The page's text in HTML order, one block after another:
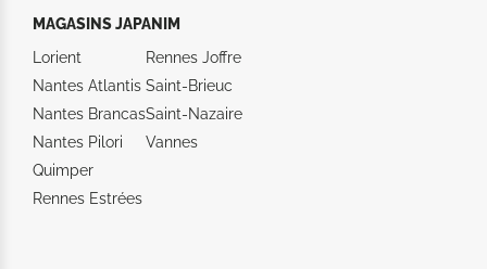
MAGASINS JAPANIM
Lorient
Nantes Atlantis
Nantes Brancas
Nantes Pilori
Quimper
Rennes Estrées
Rennes Joffre
Saint-Brieuc
Saint-Nazaire
Vannes